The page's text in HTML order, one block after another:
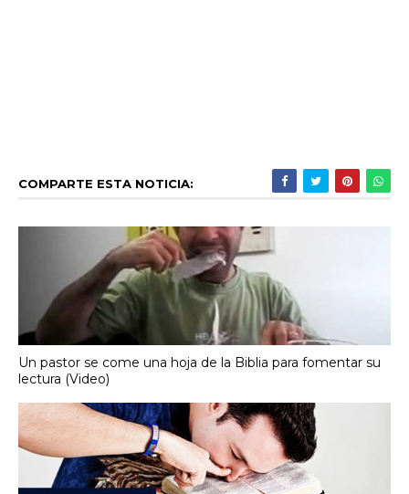
COMPARTE ESTA NOTICIA:
Un pastor se come una hoja de la Biblia para fomentar su
lectura (Video)